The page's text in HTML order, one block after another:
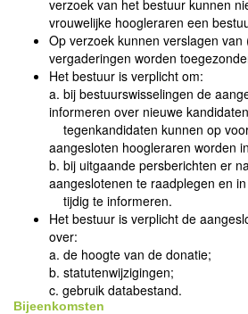
verzoek van het bestuur kunnen
vrouwelijke hoogleraren een
Op verzoek kunnen verslagen van
vergaderingen worden
Het bestuur is verplicht om:
a. bij bestuurswisselingen de
informeren over nieuwe
tegenkandidaten kunnen op
aangesloten hoogleraren worden
b. bij uitgaande persberichten er
aangeslotenen te raadplegen en
tijdig te informeren.
Het bestuur is verplicht de
over:
a. de hoogte van de donatie;
b. statutenwijzigingen;
c. gebruik databestand.
Bijeenkomsten